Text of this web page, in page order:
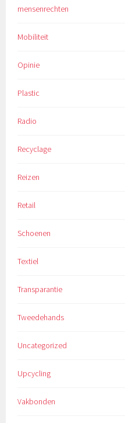
mensenrechten
Mobiliteit
Opinie
Plastic
Radio
Recyclage
Reizen
Retail
Schoenen
Textiel
Transparantie
Tweedehands
Uncategorized
Upcycling
Vakbonden